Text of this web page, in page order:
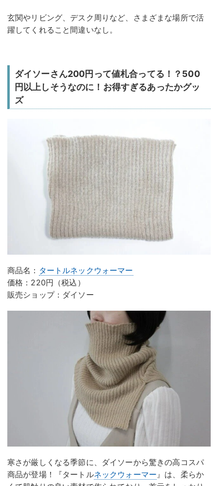
玄関やリビング、デスク周りなど、さまざまな場所で活
躍してくれること間違いなし。
ダイソーさん200円って値札合ってる！？500
円以上しそうなのに！お得すぎるあったかグッ
ズ
商品名： タートルネックウォーマー
価格：220円（税込）
販売ショップ：ダイソー
寒さが厳しくなる季節に、ダイソーから驚きの高コスパ
商品が登場！『タートルネックウォーマー』は、柔らか